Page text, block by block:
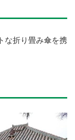
な折り畳み傘を携